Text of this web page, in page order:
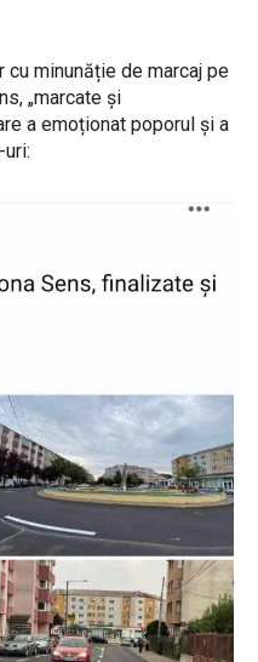
cu minunăție de marcaj pe
„marcate și
a emoționat poporul și a